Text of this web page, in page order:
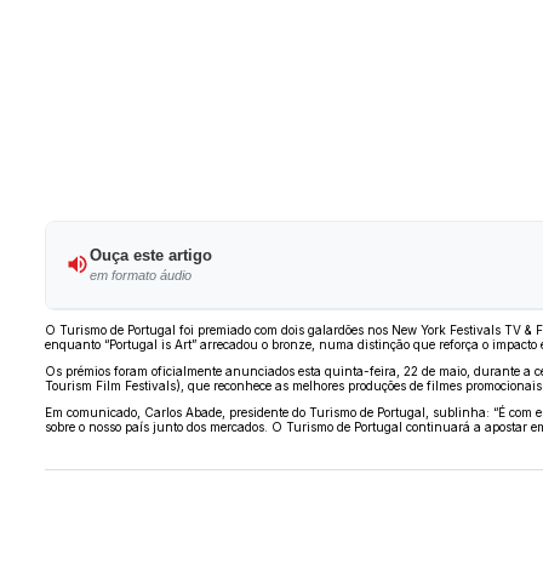
Ouça este artigo
em formato áudio
O Turismo de Portugal foi premiado com dois galardões nos New York Festivals TV
enquanto “Portugal is Art” arrecadou o bronze, numa distinção que reforça o
Os prémios foram oficialmente anunciados esta quinta-feira, 22 de maio, durante a
Tourism Film Festivals), que reconhece as melhores produções de filmes
Em comunicado, Carlos Abade, presidente do Turismo de Portugal, sublinha: “É
sobre o nosso país junto dos mercados. O Turismo de Portugal continuará a apostar